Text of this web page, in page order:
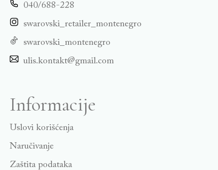
040/688-228
swarovski_retailer_montenegro
swarovski_montenegro
ulis.kontakt@gmail.com
Informacije
Uslovi korišćenja
Naručivanje
Zaštita podataka